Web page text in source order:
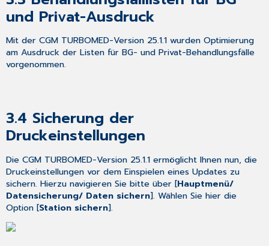
und Privat-Ausdruck
Mit der CGM TURBOMED-Version 25.1.1 wurden Optimierung
am Ausdruck der Listen für BG- und Privat-Behandlungsfälle
vorgenommen.
3.4 Sicherung der
Druckeinstellungen
Die CGM TURBOMED-Version 25.1.1 ermöglicht Ihnen nun, die
Druckeinstellungen vor dem Einspielen eines Updates zu
sichern. Hierzu navigieren Sie bitte über [Hauptmenü/
Datensicherung/ Daten sichern]. Wählen Sie hier die
Option [Station sichern].